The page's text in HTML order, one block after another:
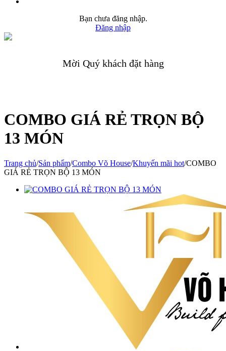
Bạn chưa đăng nhập.
Đăng nhập
Mời Quý khách đặt hàng
COMBO GIÁ RẺ TRỌN BỘ
13 MÓN
Trang chủ/Sản phẩm/Combo Võ House/Khuyến mãi hot/COMBO
GIÁ RẺ TRỌN BỘ 13 MÓN